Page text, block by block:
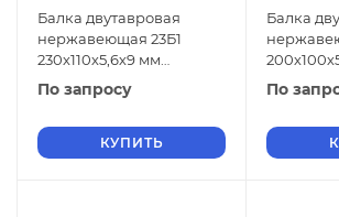
Балка двутавровая
нержавеющая 23Б1
230х110х5,6х9 мм
06ХН28МДТ ГОСТ 26020-
По запросу
КУПИТЬ
Балка
По